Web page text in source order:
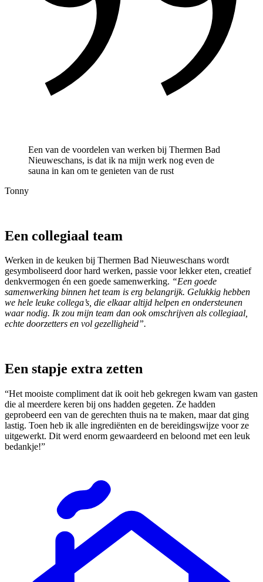
Een van de voordelen van werken bij Thermen Bad
Nieuweschans, is dat ik na mijn werk nog even de
sauna in kan om te genieten van de rust
Tonny
Een collegiaal team
Werken in de keuken bij Thermen Bad Nieuweschans wordt
gesymboliseerd door hard werken, passie voor lekker eten, creatief
denkvermogen én een goede samenwerking. “Een goede
samenwerking binnen het team is erg belangrijk. Gelukkig hebben
we hele leuke collega’s, die elkaar altijd helpen en ondersteunen
waar nodig. Ik zou mijn team dan ook omschrijven als collegiaal,
echte doorzetters en vol gezelligheid”.
Een stapje extra zetten
“Het mooiste compliment dat ik ooit heb gekregen kwam van gasten
die al meerdere keren bij ons hadden gegeten. Ze hadden
geprobeerd een van de gerechten thuis na te maken, maar dat ging
lastig. Toen heb ik alle ingrediënten en de bereidingswijze voor ze
uitgewerkt. Dit werd enorm gewaardeerd en beloond met een leuk
bedankje!”